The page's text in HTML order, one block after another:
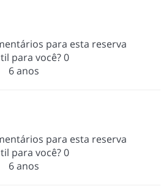
para esta reserva
para você?0
6 anos
para esta reserva
para você?0
6 anos